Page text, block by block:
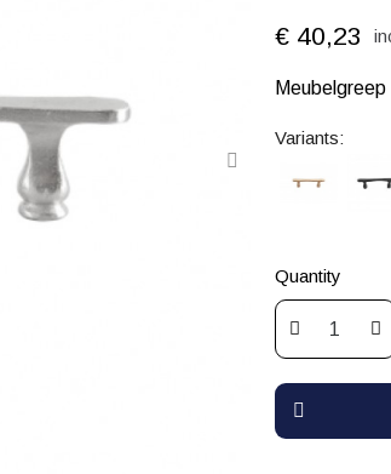
€ 40,23
Variants:
Quantity